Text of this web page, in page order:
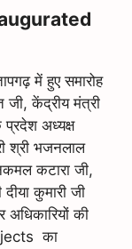
में हुए समारोह
जी, केंद्रीय मंत्री
प्रदेश अध्यक्ष
श्री भजनलाल
कटारा जी,
कुमारी जी
की
का